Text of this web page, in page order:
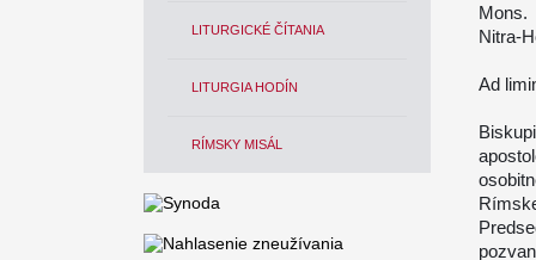
LITURGICKÉ ČÍTANIA
LITURGIA HODÍN
RÍMSKY MISÁL
Mons.
Nitra-
Ad